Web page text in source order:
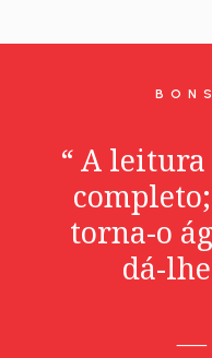
“ A leitura
completo;
torna-o
dá-lhe
⸺